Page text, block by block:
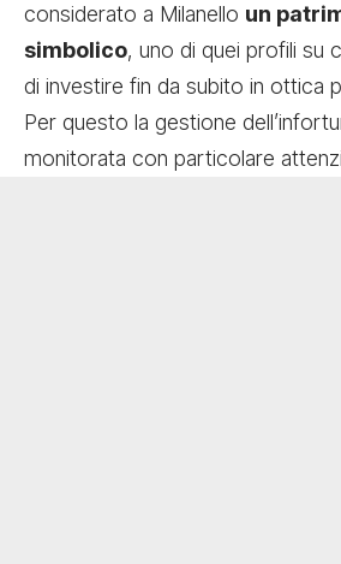
considerato a Milanello un
simbolico, uno di quei profili su
di investire fin da subito in ottica
Per questo la gestione
monitorata con particolare